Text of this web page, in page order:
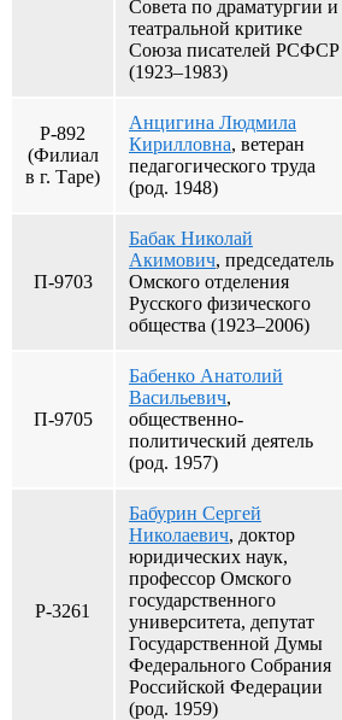
Совета по драматургии и
театральной критике
Союза писателей РСФСР
(1923–1983)
Р-892
(Филиал
в г. Таре)
Анцигина Людмила
Кирилловна, ветеран
педагогического труда
(род. 1948)
П-9703
Бабак Николай
Акимович, председатель
Омского отделения
Русского физического
общества (1923–2006)
П-9705
Бабенко Анатолий
Васильевич,
общественно-
политический деятель
(род. 1957)
Р-3261
Бабурин Сергей
Николаевич, доктор
юридических наук,
профессор Омского
государственного
университета, депутат
Государственной Думы
Федерального Собрания
Российской Федерации
(род. 1959)